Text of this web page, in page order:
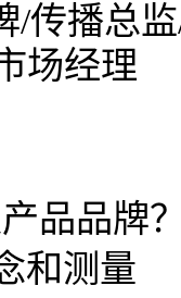
/传播总
场经理
品品牌
和测量